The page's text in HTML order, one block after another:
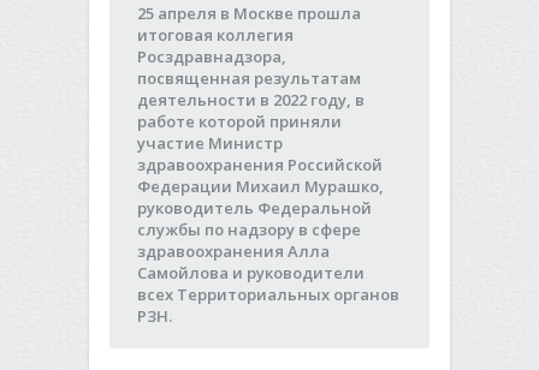
25 апреля в Москве прошла
итоговая коллегия
Росздравнадзора,
посвященная результатам
деятельности в 2022 году, в
работе которой приняли
участие Министр
здравоохранения Российской
Федерации Михаил Мурашко,
руководитель Федеральной
службы по надзору в сфере
здравоохранения Алла
Самойлова и руководители
всех Территориальных органов
РЗН.